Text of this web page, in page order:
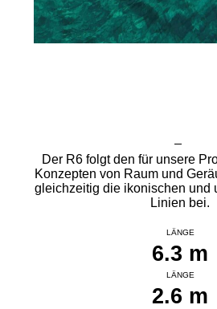
Der R6 folgt den für unsere
Konzepten von Raum und
gleichzeitig die ikonischen und
Linien bei.
LÄNGE
6.3 m
LÄNGE
2.6 m